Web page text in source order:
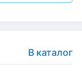
В каталог